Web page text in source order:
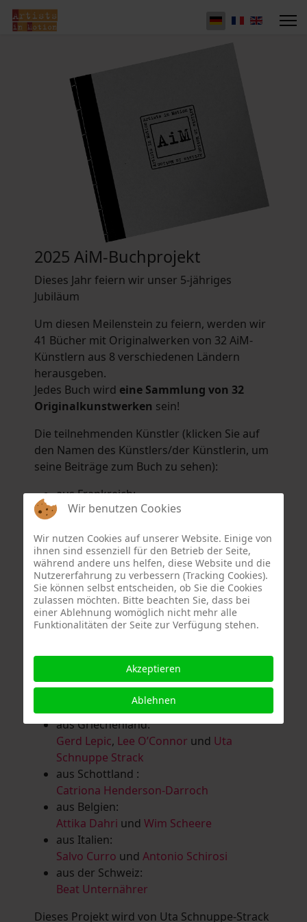
2025 AiM-Buchprojekt
Dieses Jahr feiern wir unser 5-jähriges
Jubiläum
Um diesen Meilenstein zu feiern, werden wir
41 Bücher mit Originalwerken von 32 AiM-
Künstlern aus 8 verschiedenen Ländern
herausgeben.
Jedes Buch wird eine Sammlung von 32
Originalkunstwerken sein!
Die teilnehmenden Künstler (klicken Sie auf
den Namen des Künstlers/der Künstlerin, um
seine Beiträge zum Buch zu sehen):
aus Frankreich:
Hélène Argo,Didier Bonnot
Eric Schaftlein.
aus den Niederlanden:
Dorrety Brookhuis,Natalia Dik,Elise
EekhoutundHenny Schaapman
aus Deutschland:
Salomé Herbst,Andrea Jungnitsch,
Lanzl,Heidrun MalComes,Christa Mayer-
Guntram Prochaska
Schaub,Vera Schaub,Birgit Schweimler &
Serge DevadderundRolf Thärichen
aus Griechenland:
Gerd Lepic, Lee O’Connor und Uta
Schnuppe Strack
aus Schottland :
Catriona Henderson-Darroch
aus Belgien:
Attika Dahri und Wim Scheere
aus Italien:
Salvo Curro und Antonio Schirosi
aus der Schweiz:
Beat Unternährer
Dieses Projekt wird von Uta Schnuppe-Strack
Wir benutzen Cookies
Wir nutzen Cookies auf unserer Website. Einige von
ihnen sind essenziell für den Betrieb der Seite,
während andere uns helfen, diese Website und die
Nutzererfahrung zu verbessern (Tracking Cookies).
Sie können selbst entscheiden, ob Sie die Cookies
zulassen möchten. Bitte beachten Sie, dass bei
einer Ablehnung womöglich nicht mehr alle
Funktionalitäten der Seite zur Verfügung stehen.
Akzeptieren
Ablehnen